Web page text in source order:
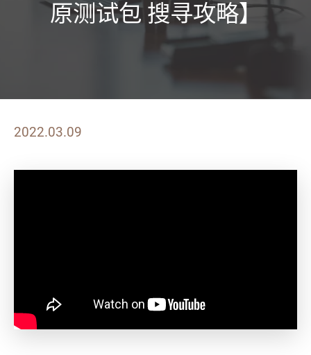
原测试包 搜寻攻略】
2022.03.09